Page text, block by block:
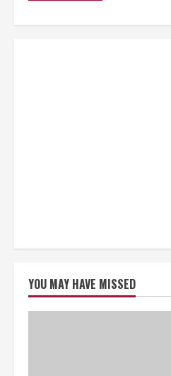
YOU MAY HAVE MISSED